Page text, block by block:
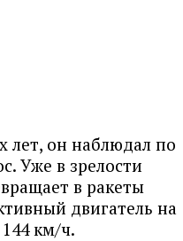
лет, он наблюдал по
Уже в зрелости
в ракеты
двигатель на
км/ч.